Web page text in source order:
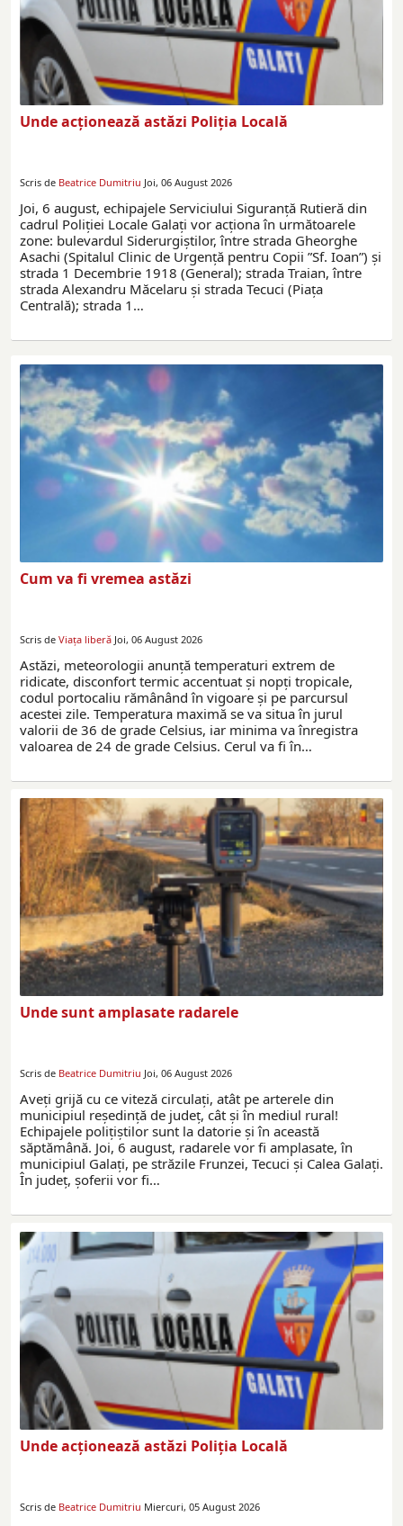
Unde acționează astăzi Poliția Locală
Scris de Beatrice Dumitriu Joi, 06 August 2026
Joi, 6 august, echipajele Serviciului Siguranță Rutieră din
cadrul Poliției Locale Galați vor acționa în următoarele
zone: bulevardul Siderurgiștilor, între strada Gheorghe
Asachi (Spitalul Clinic de Urgență pentru Copii ”Sf. Ioan”) și
strada 1 Decembrie 1918 (General); strada Traian, între
strada Alexandru Măcelaru și strada Tecuci (Piața
Centrală); strada 1…
Cum va fi vremea astăzi
Scris de Viaţa liberă Joi, 06 August 2026
Astăzi, meteorologii anunţă temperaturi extrem de
ridicate, disconfort termic accentuat și nopți tropicale,
codul portocaliu rămânând în vigoare şi pe parcursul
acestei zile. Temperatura maximă se va situa în jurul
valorii de 36 de grade Celsius, iar minima va înregistra
valoarea de 24 de grade Celsius. Cerul va fi în…
Unde sunt amplasate radarele
Scris de Beatrice Dumitriu Joi, 06 August 2026
Aveţi grijă cu ce viteză circulaţi, atât pe arterele din
municipiul reşedinţă de judeţ, cât şi în mediul rural!
Echipajele poliţiştilor sunt la datorie și în această
săptămână. Joi, 6 august, radarele vor fi amplasate, în
municipiul Galați, pe străzile Frunzei, Tecuci și Calea Galați.
În județ, șoferii vor fi…
Unde acționează astăzi Poliția Locală
Scris de Beatrice Dumitriu Miercuri, 05 August 2026